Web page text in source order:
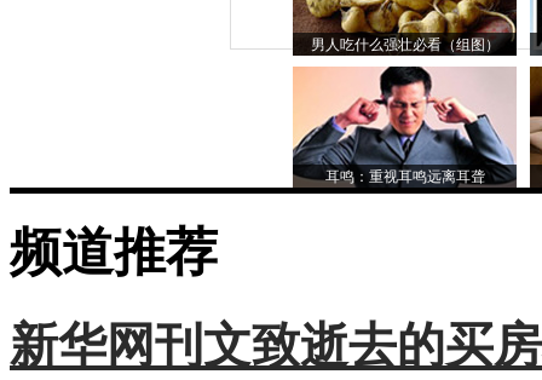
男人吃什么强壮必看（组图）
耳鸣：重视耳鸣远离耳聋
频道推荐
新华网刊文致逝去的买